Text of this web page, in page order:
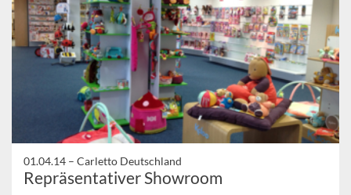
01.04.14 – Carletto Deutschland
Repräsentativer Showroom